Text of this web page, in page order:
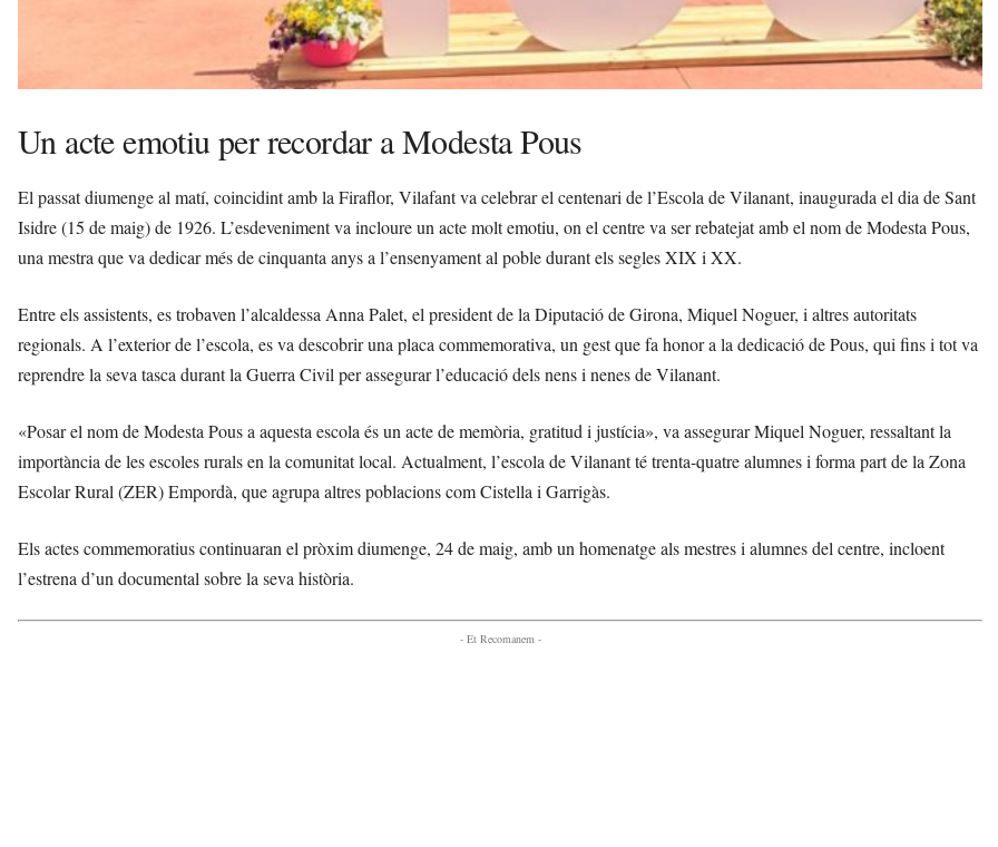
Un acte emotiu per recordar a Modesta Pous
El passat diumenge al matí, coincidint amb la Firaflor, Vilafant va celebrar el centenari de l’Escola de Vilanant, inaugurada el dia de Sant
Isidre (15 de maig) de 1926. L’esdeveniment va incloure un acte molt emotiu, on el centre va ser rebatejat amb el nom de Modesta Pous,
una mestra que va dedicar més de cinquanta anys a l’ensenyament al poble durant els segles XIX i XX.
Entre els assistents, es trobaven l’alcaldessa Anna Palet, el president de la Diputació de Girona, Miquel Noguer, i altres autoritats
regionals. A l’exterior de l’escola, es va descobrir una placa commemorativa, un gest que fa honor a la dedicació de Pous, qui fins i tot va
reprendre la seva tasca durant la Guerra Civil per assegurar l’educació dels nens i nenes de Vilanant.
«Posar el nom de Modesta Pous a aquesta escola és un acte de memòria, gratitud i justícia», va assegurar Miquel Noguer, ressaltant la
importància de les escoles rurals en la comunitat local. Actualment, l’escola de Vilanant té trenta-quatre alumnes i forma part de la Zona
Escolar Rural (ZER) Empordà, que agrupa altres poblacions com Cistella i Garrigàs.
Els actes commemoratius continuaran el pròxim diumenge, 24 de maig, amb un homenatge als mestres i alumnes del centre, incloent
l’estrena d’un documental sobre la seva història.
- Et Recomanem -